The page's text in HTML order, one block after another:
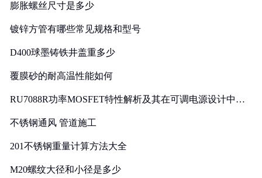
膨胀螺丝尺寸是多少
镀锌方管有哪些常见规格和型号
D400球墨铸铁井盖重多少
覆膜砂的耐高温性能如何
RU7088R功率MOSFET特性解析及其在可调电源设计中的
不锈钢通风 管道施工
201不锈钢重量计算方法大全
M20螺纹大径和小径是多少